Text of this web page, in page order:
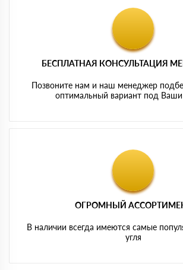
БЕСПЛАТНАЯ КОНСУЛЬТАЦИЯ
Позвоните нам и наш менеджер
оптимальный вариант под
ОГРОМНЫЙ
В наличии всегда имеются самые
угля